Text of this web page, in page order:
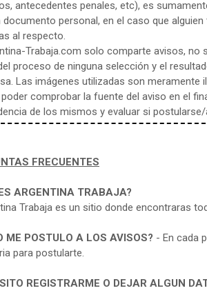
antecedentes penales, etc), es
documento personal, en el caso que
al respecto.
Trabaja.com solo comparte avisos,
proceso de ninguna selección y el
Las imágenes utilizadas son meramente
comprobar la fuente del aviso en el
de los mismos y evaluar si
FRECUENTES
ARGENTINA TRABAJA?
Trabaja es un sitio donde encontraras
ME POSTULO A LOS AVISOS? - En cada
para postularte.
REGISTRARME O DEJAR ALGUN